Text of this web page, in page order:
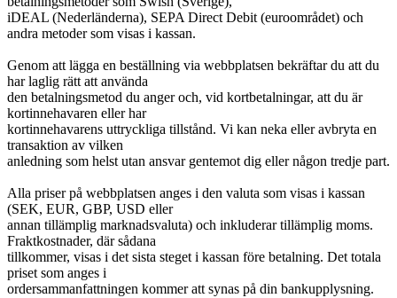
iDEAL (Nederländerna), SEPA Direct Debit (euroområdet) och
andra metoder som visas i kassan.
Genom att lägga en beställning via webbplatsen bekräftar du att du
har laglig rätt att använda
den betalningsmetod du anger och, vid kortbetalningar, att du är
kortinnehavaren eller har
kortinnehavarens uttryckliga tillstånd. Vi kan neka eller avbryta en
transaktion av vilken
anledning som helst utan ansvar gentemot dig eller någon tredje part.
Alla priser på webbplatsen anges i den valuta som visas i kassan
(SEK, EUR, GBP, USD eller
annan tillämplig marknadsvaluta) och inkluderar tillämplig moms.
Fraktkostnader, där sådana
tillkommer, visas i det sista steget i kassan före betalning. Det totala
priset som anges i
ordersammanfattningen kommer att synas på din bankupplysning.